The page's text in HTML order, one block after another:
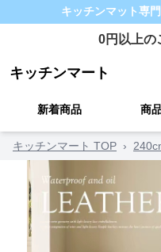
キッチンマット専
0円以上の
キッチンマート
新着商品 商
キッチンマート TOP ›